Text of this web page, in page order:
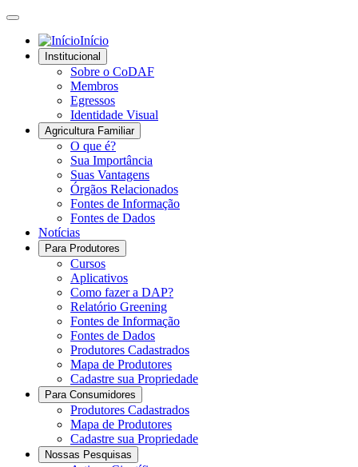
Início
Institucional
Sobre o CoDAF
Membros
Egressos
Identidade Visual
Agricultura Familiar
O que é?
Sua Importância
Suas Vantagens
Órgãos Relacionados
Fontes de Informação
Fontes de Dados
Notícias
Para Produtores
Cursos
Aplicativos
Como fazer a DAP?
Relatório Greening
Fontes de Informação
Fontes de Dados
Produtores Cadastrados
Mapa de Produtores
Cadastre sua Propriedade
Para Consumidores
Produtores Cadastrados
Mapa de Produtores
Cadastre sua Propriedade
Nossas Pesquisas